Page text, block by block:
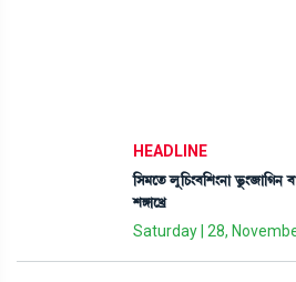
HEADLINE
[Î³ìt¡ ºå[W¡}¤[Å}>à ®å¡}\à[K>
ÅUàìJø
Saturday | 28,